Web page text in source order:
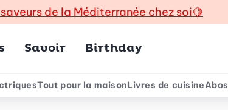
saveurs de la Méditerranée chez soi🍋
Savoir Birthday
Tout pour la maisonLivres de cuisineAbos